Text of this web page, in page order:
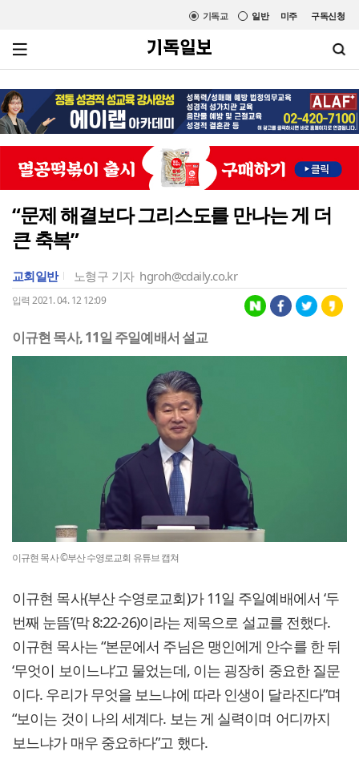
미주 구독신청
일반
기독교
“문제 해결보다 그리스도를 만나는 게 더
큰 축복”
교회일반 노형구 기자 hgroh@cdaily.co.kr
입력 2021. 04. 12 12:09
이규현 목사, 11일 주일예배서 설교
이규현 목사 ©부산 수영로교회 유튜브 캡쳐
이규현 목사(부산 수영로교회)가 11일 주일예배에서 ‘두
번째 눈뜸’(막 8:22-26)이라는 제목으로 설교를 전했다.
이규현 목사는 “본문에서 주님은 맹인에게 안수를 한 뒤
‘무엇이 보이느냐’고 물었는데, 이는 굉장히 중요한 질문
이다. 우리가 무엇을 보느냐에 따라 인생이 달라진다”며
“보이는 것이 나의 세계다. 보는 게 실력이며 어디까지
보느냐가 매우 중요하다”고 했다.